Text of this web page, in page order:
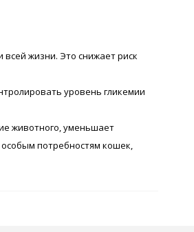
жизни. Это снижает риск
уровень гликемии
животного, уменьшает
особым потребностям кошек,